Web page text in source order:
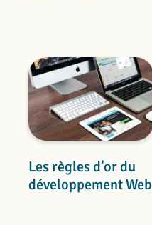
Les règles d’or du
développement Web